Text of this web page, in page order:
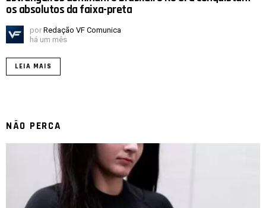
os absolutos da faixa-preta
por Redação VF Comunica
há um mês
LEIA MAIS
NÃO PERCA